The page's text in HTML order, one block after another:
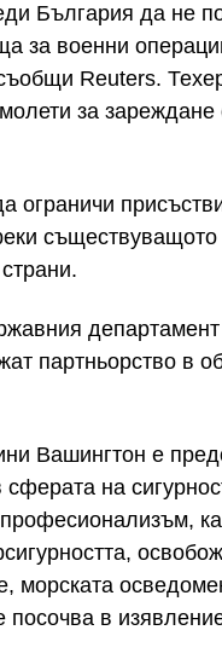
България да не
за военни
Reuters.
за
ограничи
съществуващото
партньорство в
Вашингтон е
на
морската
в